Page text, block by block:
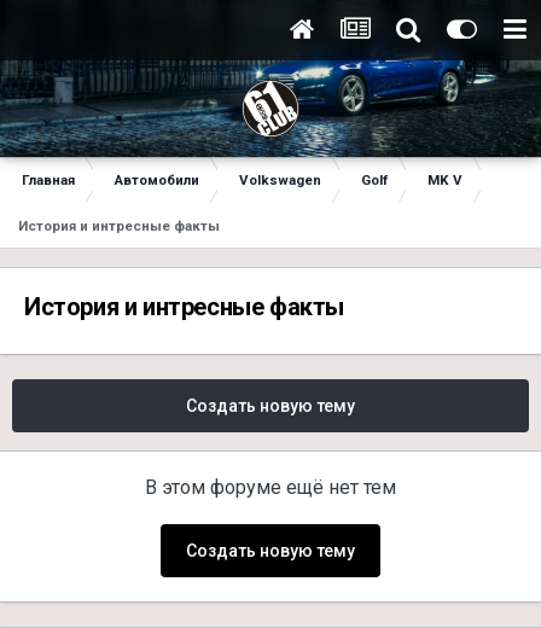
Главная Автомобили Volkswagen Golf MK V
История и интресные факты
История и интресные факты
Создать новую тему
В этом форуме ещё нет тем
Создать новую тему